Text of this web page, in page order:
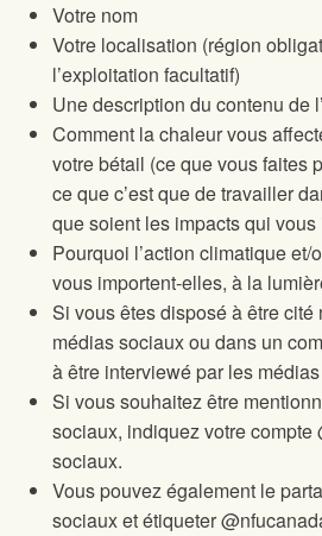
Votre nom
Votre localisation (région
l’exploitation facultatif)
Une description du contenu de
Comment la chaleur vous
votre bétail (ce que vous faites
ce que c’est que de travailler
que soient les impacts qui
Pourquoi l’action climatique
vous importent-elles, à la
Si vous êtes disposé à être cité
médias sociaux ou dans un
à être interviewé par les médias
Si vous souhaitez être
sociaux, indiquez votre compte
sociaux.
Vous pouvez également le
sociaux et étiqueter